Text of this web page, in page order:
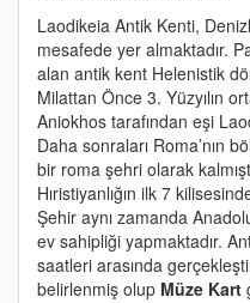
Laodikeia Antik Kenti,
mesafede yer almaktadır.
alan antik kent Helenistik
Milattan Önce 3. Yüzyılın
Aniokhos tarafından eşi
Daha sonraları Roma’nın
bir roma şehri olarak
Hıristiyanlığın ilk 7
Şehir aynı zamanda
ev sahipliği yapmaktadır.
saatleri arasında
belirlenmiş olup Müze Kart